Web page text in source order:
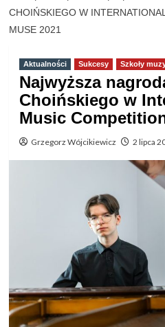
CHOIŃSKIEGO W
MUSE 2021
Aktualności Sukcesy Szkoły
Najwyższa
Choińskiego w
Music
Grzegorz Wójcikiewicz 2 lipca